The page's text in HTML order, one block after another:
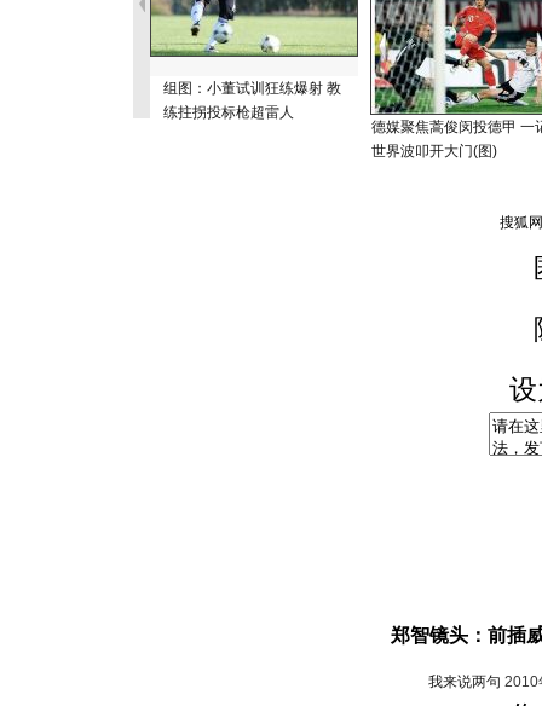
组图：小董试训狂练爆射 教
练拄拐投标枪超雷人
德媒聚焦蒿俊闵投德甲 一
世界波叩开大门(图)
郑智镜头：前插
我来说两句 2010